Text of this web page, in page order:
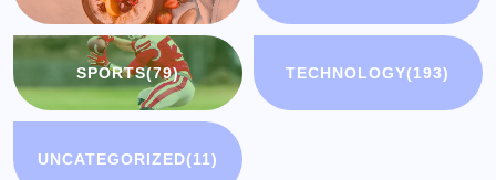
SPORTS(79) TECHNOLOGY(193)
UNCATEGORIZED(11)